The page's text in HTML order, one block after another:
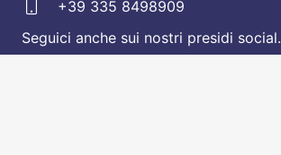
+39 335 8498909
Seguici anche sui nostri presidi social.